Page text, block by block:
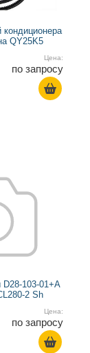
QY25K5
Цена:
по запросу
103-01+A
2 Sh
Цена:
по запросу